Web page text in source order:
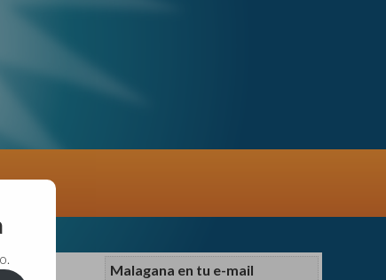
Malagana en tu e-mail